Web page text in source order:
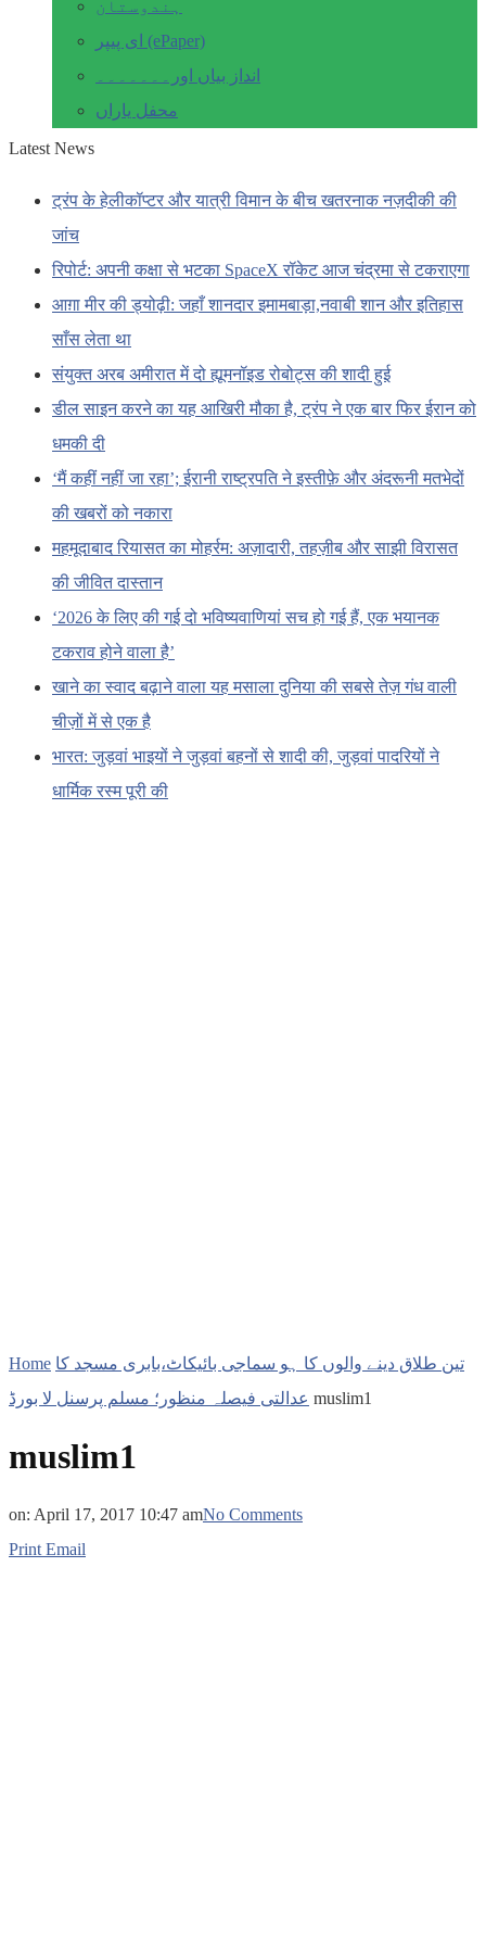
ہندوستان
ای پیپر (ePaper)
انداز بیاں اور۔۔۔۔۔۔۔
محفل یاراں
Latest News
ट्रंप के हेलीकॉप्टर और यात्री विमान के बीच खतरनाक नज़दीकी की
जांच
रिपोर्ट: अपनी कक्षा से भटका SpaceX रॉकेट आज चंद्रमा से टकराएगा
आग़ा मीर की ड्योढ़ी: जहाँ शानदार इमामबाड़ा,नवाबी शान और इतिहास
साँस लेता था
संयुक्त अरब अमीरात में दो ह्यूमनॉइड रोबोट्स की शादी हुई
डील साइन करने का यह आखिरी मौका है, ट्रंप ने एक बार फिर ईरान को
धमकी दी
‘मैं कहीं नहीं जा रहा’; ईरानी राष्ट्रपति ने इस्तीफ़े और अंदरूनी मतभेदों
की खबरों को नकारा
महमूदाबाद रियासत का मोहर्रम: अज़ादारी, तहज़ीब और साझी विरासत
की जीवित दास्तान
‘2026 के लिए की गई दो भविष्यवाणियां सच हो गई हैं, एक भयानक
टकराव होने वाला है’
खाने का स्वाद बढ़ाने वाला यह मसाला दुनिया की सबसे तेज़ गंध वाली
चीज़ों में से एक है
भारत: जुड़वां भाइयों ने जुड़वां बहनों से शादी की, जुड़वां पादरियों ने
धार्मिक रस्म पूरी की
Home تین طلاق دینے والوں کا ہو سماجی بائیکاٹ،بابری مسجد کا
عدالتی فیصلہ منظور؛ مسلم پرسنل لا بورڈ muslim1
muslim1
on: April 17, 2017 10:47 amNo Comments
Print Email